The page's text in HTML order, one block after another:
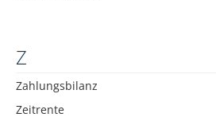
Z
Zahlungsbilanz
Zeitrente